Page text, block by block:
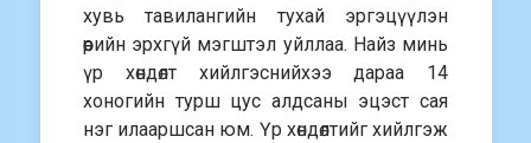
хувь тавилангийн тухай эргэцүүлэн
өөрийн эрхгүй мэгштэл уйллаа. Найз минь
үр хөндөлт хийлгэснийхээ дараа 14
хоногийн турш цус алдсаны эцэст сая
нэг илааршсан юм. Үр хөндөлтийг хийлгэж